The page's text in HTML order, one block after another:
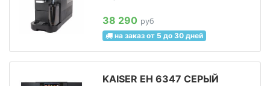
38 290 руб
на заказ от 5 до 30 дней
KAISER EH 6347 СЕРЫЙ